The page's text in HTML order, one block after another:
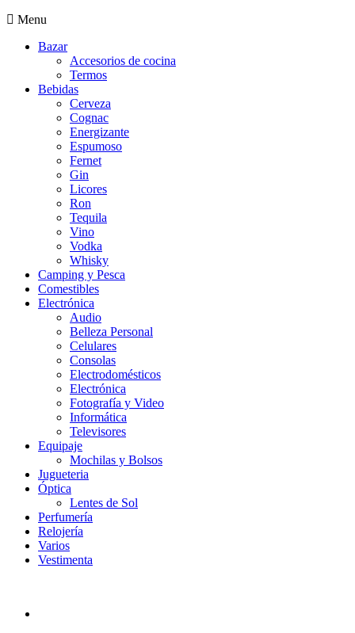
Menu
Bazar
Accesorios de cocina
Termos
Bebidas
Cerveza
Cognac
Energizante
Espumoso
Fernet
Gin
Licores
Ron
Tequila
Vino
Vodka
Whisky
Camping y Pesca
Comestibles
Electrónica
Audio
Belleza Personal
Celulares
Consolas
Electrodomésticos
Electrónica
Fotografía y Video
Informática
Televisores
Equipaje
Mochilas y Bolsos
Jugueteria
Óptica
Lentes de Sol
Perfumería
Relojería
Varios
Vestimenta